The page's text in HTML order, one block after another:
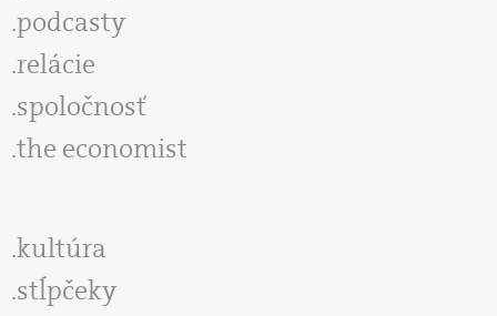
podcasty
relácie
spoločnosť
the economist
kultúra
stĺpčeky